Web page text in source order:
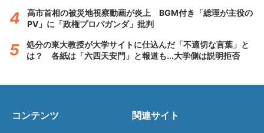
高市首相の被災地視察動画が炎上 BGM付き「総理が主役の
PV」に「政権プロパガンダ」批判
処分の東大教授が大学サイトに仕込んだ「不適切な言葉」と
は？ 各紙は「六四天安門」と報道も...大学側は説明拒否
コンテンツ 関連サイト